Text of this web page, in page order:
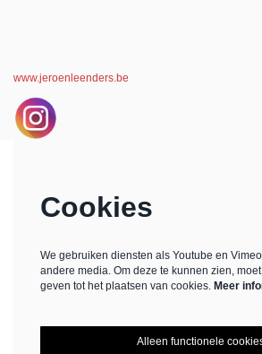
www.jeroenleenders.be
Cookies
We gebruiken diensten als Youtube en
andere media. Om deze te kunnen zien,
geven tot het plaatsen van cookies. Meer
Alleen functionele